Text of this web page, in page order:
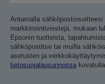
Antamalla
markkinointiviestejä, mukaan
Epsonin tuotteista,
sähköpostitse tai muilla
asetusten ja
tietosuojalausunnossa